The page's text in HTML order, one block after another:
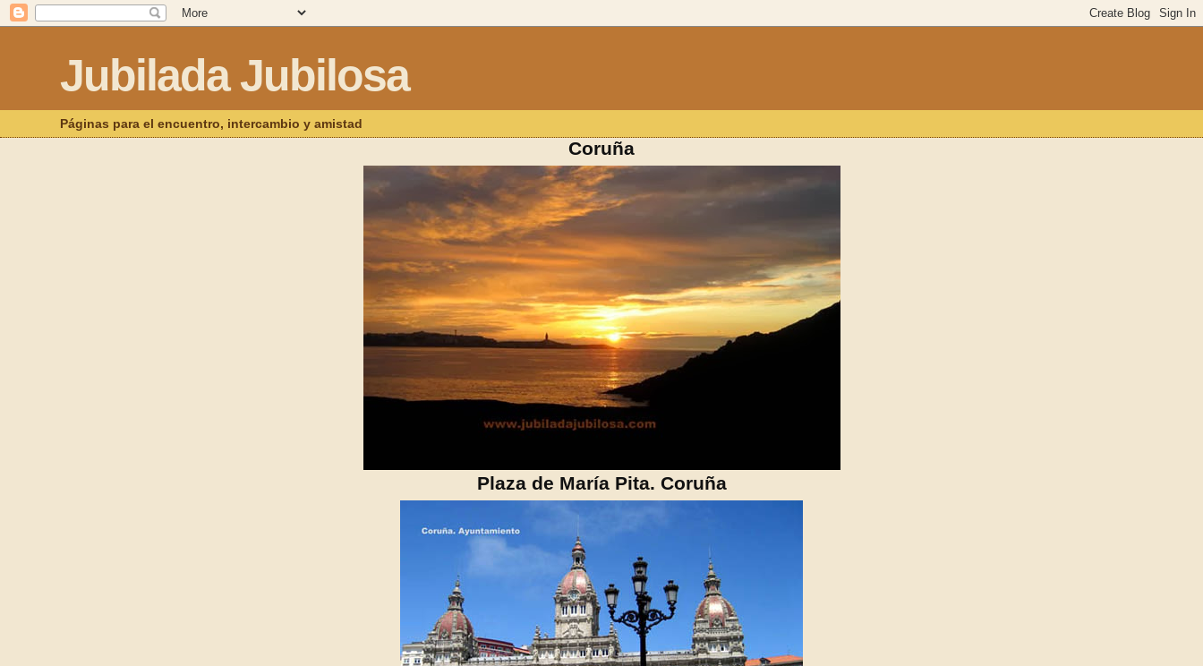
Jubilada Jubilosa
Páginas para el encuentro, intercambio y amistad
Coruña
Plaza de María Pita. Coruña